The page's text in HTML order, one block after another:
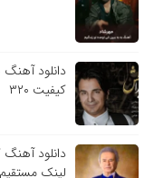
دانلود
کیفیت ۳۲۰
دانلود
لینک مستقیم